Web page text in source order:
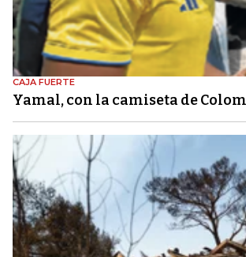
CAJA FUERTE
Yamal, con la camiseta de